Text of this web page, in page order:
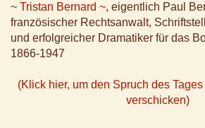
~ Tristan Bernard ~, eigentlich Paul
französischer Rechtsanwalt,
und erfolgreicher Dramatiker für das
1866-1947
(Klick hier, um den Spruch des
verschicken)